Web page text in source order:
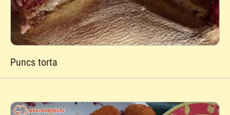
Puncs torta